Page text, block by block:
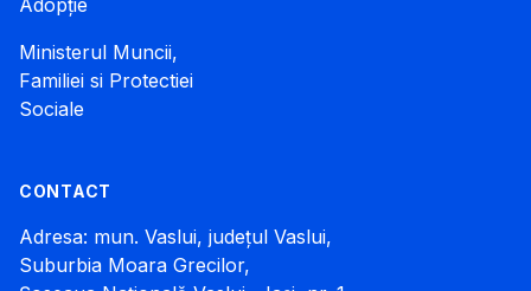
Adopție
Ministerul Muncii,
Familiei si Protectiei
Sociale
CONTACT
Adresa: mun. Vaslui, județul Vaslui,
Suburbia Moara Grecilor,